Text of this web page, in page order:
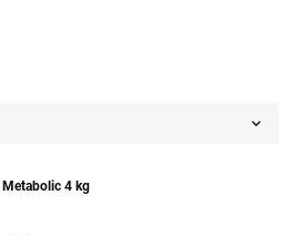
Metabolic 4 kg